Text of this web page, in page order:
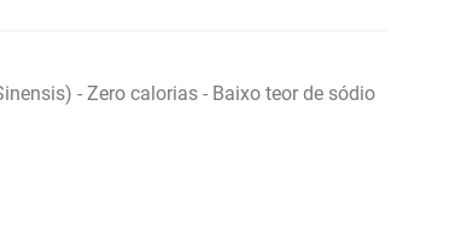
- Zero calorias - Baixo teor de sódio